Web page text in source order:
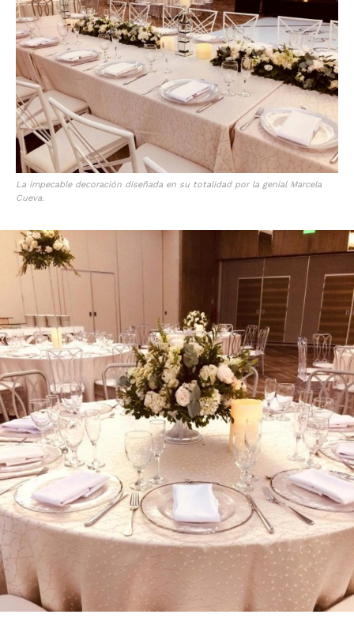
La impecable decoración diseñada en su totalidad por la genial Marcela
Cueva.